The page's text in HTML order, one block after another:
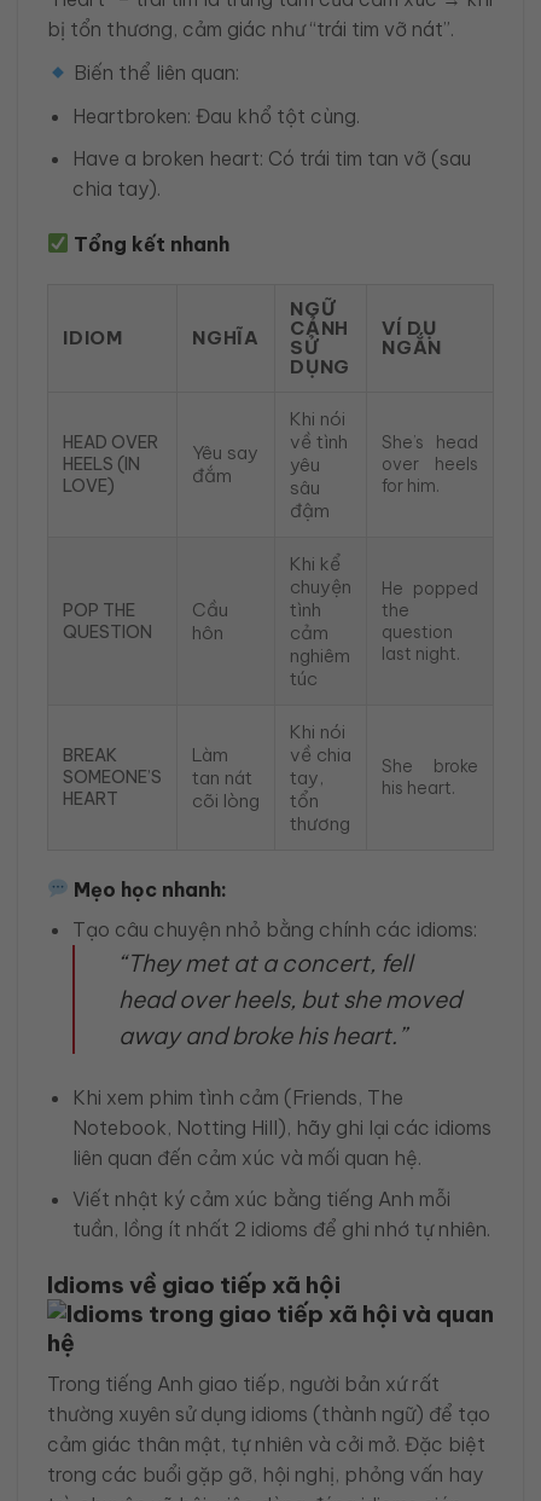
bị tổn thương, cảm giác như “trái tim vỡ nát”.
Biến thể liên quan:
Heartbroken: Đau khổ tột cùng.
Have a broken heart: Có trái tim tan vỡ (sau
chia tay).
Tổng kết nhanh
IDIOM NGHĨA
NGỮ
CẢNH
SỬ
DỤNG
VÍ DỤ
NGẮN
HEAD OVER
HEELS (IN
LOVE)
Yêu say
đắm
Khi nói
về tình
yêu
sâu
đậm
She’s head
over heels
for him.
POP THE
QUESTION
Cầu
hôn
Khi kể
chuyện
tình
cảm
nghiêm
túc
He popped
the
question
last night.
BREAK
SOMEONE’S
HEART
Làm
tan nát
cõi lòng
Khi nói
về chia
tay,
tổn
thương
She broke
his heart.
Mẹo học nhanh:
Tạo câu chuyện nhỏ bằng chính các idioms:
“They met at a concert, fell
head over heels, but she moved
away and broke his heart.”
Khi xem phim tình cảm (Friends, The
Notebook, Notting Hill), hãy ghi lại các idioms
liên quan đến cảm xúc và mối quan hệ.
Viết nhật ký cảm xúc bằng tiếng Anh mỗi
tuần, lồng ít nhất 2 idioms để ghi nhớ tự nhiên.
Idioms về giao tiếp xã hội
Trong tiếng Anh giao tiếp, người bản xứ rất
thường xuyên sử dụng idioms (thành ngữ) để tạo
cảm giác thân mật, tự nhiên và cởi mở. Đặc biệt
trong các buổi gặp gỡ, hội nghị, phỏng vấn hay